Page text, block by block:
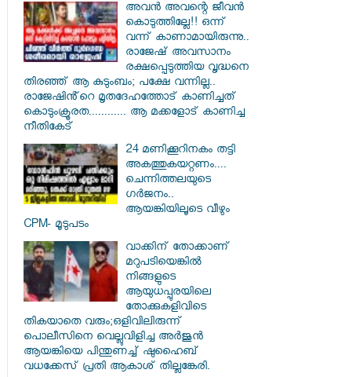
അവൻ അവന്റെ ജീവൻ
കൊടുത്തില്ലേ!! ഒന്ന്
വന്ന് കാണാമായിരുന്നു..
രാജേഷ് അവസാനം
രക്ഷപ്പെടുത്തിയ വൃദ്ധനെ
തിരഞ്ഞ് ആ കുടുംബം; പക്ഷേ വന്നില്ല..
രാജേഷിൻ്റെ മൃതദേഹത്തോട് കാണിച്ചത്
കൊടുംക്രൂരത............ ആ മക്കളോട് കാണിച്ച
നീതികേട്
24 മണിക്കൂറിനകം തട്ടി
അകത്തുകയറ്റണം....
ചെന്നിത്തലയുടെ
ഗർജനം..
ആയങ്കിയിലൂടെ വീഴും
CPM- മൂടുപടം
വാക്കിന് തോക്കാണ്
മറുപടിയെങ്കിൽ
നിങ്ങളുടെ
ആയുധപ്പുരയിലെ
തോക്കുകളിവിടെ
തികയാതെ വരും;ഒളിവിലിരുന്ന്
പൊലീസിനെ വെല്ലുവിളിച്ച അർജുൻ
ആയങ്കിയെ പിന്തുണച്ച് ഷുഹൈബ്
വധക്കേസ് പ്രതി ആകാശ് തില്ലങ്കേരി.